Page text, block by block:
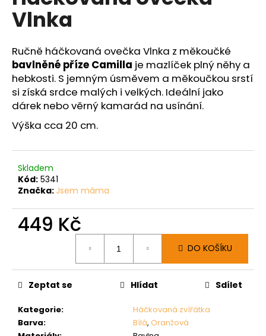
0,0
z
hvězdiček.
Vlnka
Ručně háčkovaná ovečka Vlnka z měkoučké
bavlněné příze Camilla je mazlíček plný něhy a
hebkosti. S jemným úsměvem a měkoučkou srstí
si získá srdce malých i velkých. Ideální jako
dárek nebo věrný kamarád na usínání.
Výška cca 20 cm.
Skladem
Kód: 5341
Značka: Jsem máma
449 Kč
DO KOŠÍKU
Kategorie:
Háčkovaná zvířátka
Barva: Bílá, Oranžová
Zeptat se Hlídat Sdílet
u
m
e